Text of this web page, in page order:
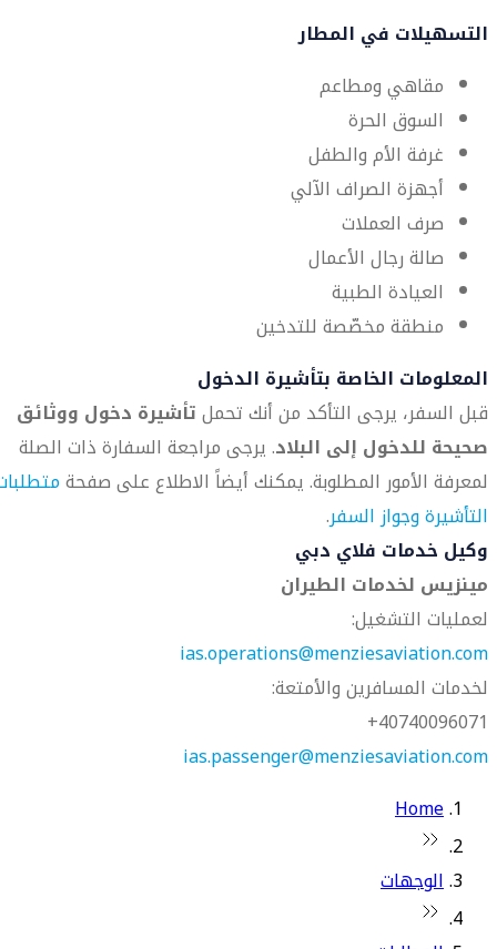
التسهيلات في المطار
مقاهي ومطاعم
السوق الحرة
غرفة الأم والطفل
أجهزة الصراف الآلي
صرف العملات
صالة رجال الأعمال
العيادة الطبية
منطقة مخصّصة للتدخين
المعلومات الخاصة بتأشيرة الدخول
قبل السفر، يرجى التأكد من أنك تحملتأشيرة دخول ووثائق
صحيحة للدخول إلى البلاد. يرجى مراجعة السفارة ذات الصلة
لمعرفة الأمور المطلوبة. يمكنك أيضاً الاطلاع على صفحة
التأشيرة وجواز السفر.
وكيل خدمات فلاي دبي
مينزيس لخدمات الطيران
لعمليات التشغيل:
ias.operations@menziesaviation.com
لخدمات المسافرين والأمتعة:
40740096071+
ias.passenger@menziesaviation.com
Home
الوجهات